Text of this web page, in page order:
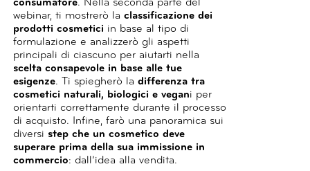
consumatore. Nella seconda parte del
webinar, ti mostrerò la classificazione dei
prodotti cosmetici in base al tipo di
formulazione e analizzerò gli aspetti
principali di ciascuno per aiutarti nella
scelta consapevole in base alle tue
esigenze. Ti spiegherò la differenza tra
cosmetici naturali, biologici e vegani per
orientarti correttamente durante il processo
di acquisto. Infine, farò una panoramica sui
diversi step che un cosmetico deve
superare prima della sua immissione in
commercio: dall’idea alla vendita.